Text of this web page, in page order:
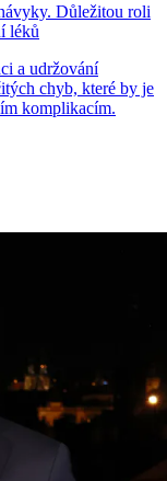
Důležitou roli
léků
a udržování
chyb, které by je
komplikacím.